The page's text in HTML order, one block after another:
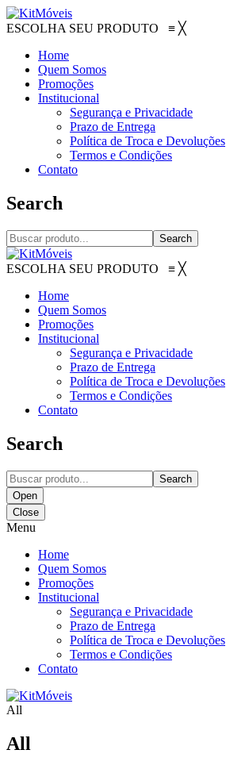
ESCOLHA SEU PRODUTO ≡ ╳
Home
Quem Somos
Promoções
Institucional
Segurança e Privacidade
Prazo de Entrega
Política de Troca e Devoluções
Termos e Condições
Contato
Search
Search
ESCOLHA SEU PRODUTO ≡ ╳
Home
Quem Somos
Promoções
Institucional
Segurança e Privacidade
Prazo de Entrega
Política de Troca e Devoluções
Termos e Condições
Contato
Search
Search
Open
Close
Menu
Home
Quem Somos
Promoções
Institucional
Segurança e Privacidade
Prazo de Entrega
Política de Troca e Devoluções
Termos e Condições
Contato
All
All